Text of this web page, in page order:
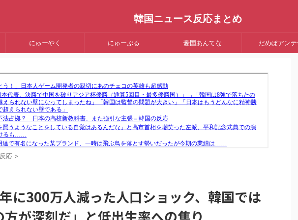
韓国ニュース反応まとめ
にゅーやく にゅーぷる 憂国あんてな だめぽアンテ
応 >
に300万人減った人口ショック、韓国では